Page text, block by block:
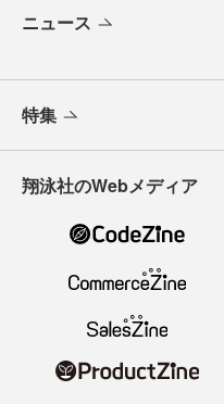
ニュース
特集
翔泳社のWebメディア